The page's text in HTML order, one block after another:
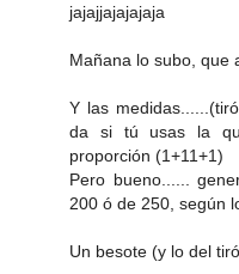
jajajjajajajaja
Mañana lo subo, que
Y las
da si tú usas la
proporción (1+11+1)
Pero bueno......
200 ó de 250, según
Un besote (y lo del